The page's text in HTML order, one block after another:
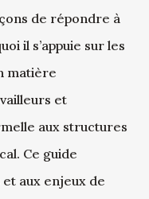
de répondre à
il s’appuie sur les
matière
et
aux structures
Ce guide
et aux enjeux de